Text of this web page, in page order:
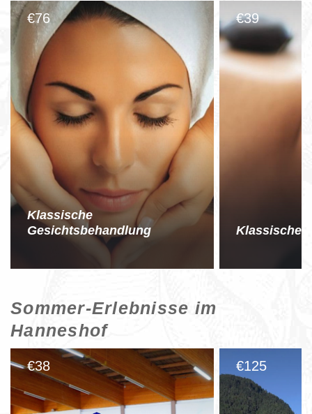
€76
Klassische
Gesichtsbehandlung
€39
Klassische
Sommer-Erlebnisse im
Hanneshof
€38 €125